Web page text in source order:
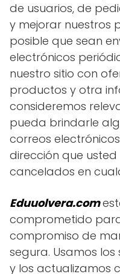
de usuarios, de
y mejorar nuestros
posible que sean
electrónicos
nuestro sitio con
productos y otra
consideremos
pueda brindarle
correos
dirección que
cancelados en
Eduuolvera.com
comprometido
compromiso de
segura. Usamos
y los actualizamos